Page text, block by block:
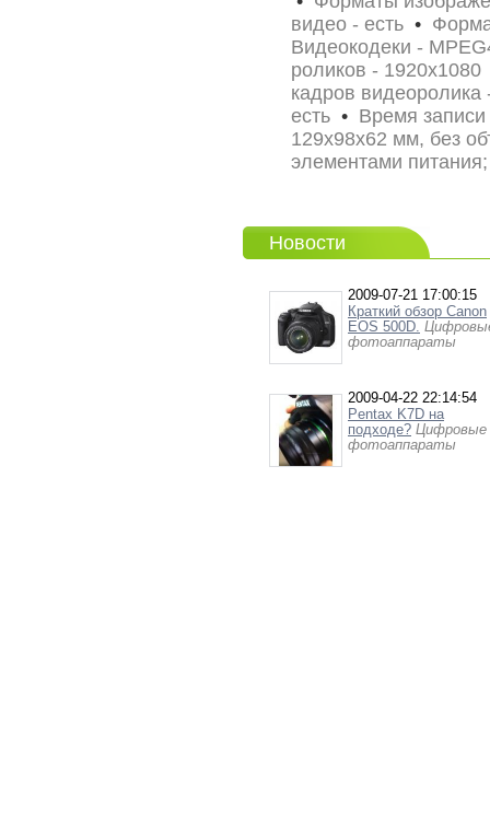
видео - есть •
Видеокодеки -
роликов -
кадров
есть • Время
129x98x62 мм, без
элементами
Новости
2009-07-21 17:00:15
Краткий обзор Canon
EOS 500D.
фотоаппараты
2009-04-22 22:14:54
Pentax K7D на
подходе? Цифровые
фотоаппараты